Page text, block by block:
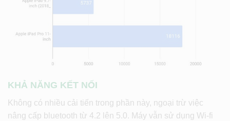
KHẢ NĂNG KẾT NỐI
Không có nhiều cải tiến trong phần này, ngoại trừ việc
nâng cấp bluetooth từ 4.2 lên 5.0. Máy vẫn sử dụng Wi-fi